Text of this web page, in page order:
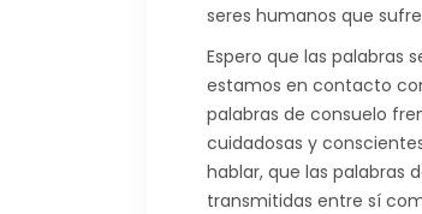
seres humanos que
Espero que las palabras
estamos en contacto
palabras de consuelo
cuidadosas y
hablar, que las palabras
transmitidas entre sí